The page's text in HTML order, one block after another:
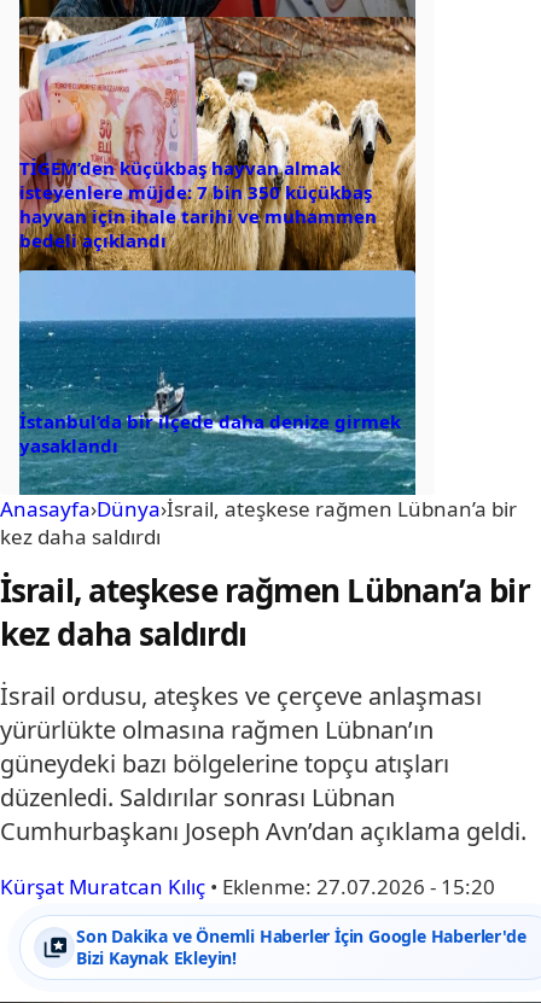
TİGEM’den küçükbaş hayvan almak
isteyenlere müjde: 7 bin 350 küçükbaş
hayvan için ihale tarihi ve muhammen
bedeli açıklandı
İstanbul’da bir ilçede daha denize girmek
yasaklandı
Anasayfa›Dünya›İsrail, ateşkese rağmen Lübnan’a bir
kez daha saldırdı
İsrail, ateşkese rağmen Lübnan’a bir
kez daha saldırdı
İsrail ordusu, ateşkes ve çerçeve anlaşması
yürürlükte olmasına rağmen Lübnan’ın
güneydeki bazı bölgelerine topçu atışları
düzenledi. Saldırılar sonrası Lübnan
Cumhurbaşkanı Joseph Avn’dan açıklama geldi.
Kürşat Muratcan Kılıç • Eklenme: 27.07.2026 - 15:20
Son Dakika ve Önemli Haberler İçin Google Haberler'de
Bizi Kaynak Ekleyin!